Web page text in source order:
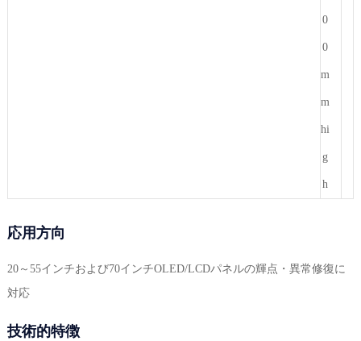
0
0
m
m
hi
g
h
応用方向
20～55インチおよび70インチOLED/LCDパネルの輝点・異常修復に
対応
技術的特徴